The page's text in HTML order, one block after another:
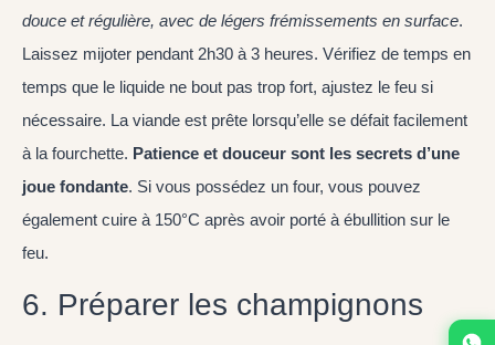
douce et régulière, avec de légers frémissements en surface.
Laissez mijoter pendant 2h30 à 3 heures. Vérifiez de temps en
temps que le liquide ne bout pas trop fort, ajustez le feu si
nécessaire. La viande est prête lorsqu’elle se défait facilement
à la fourchette. Patience et douceur sont les secrets d’une
joue fondante. Si vous possédez un four, vous pouvez
également cuire à 150°C après avoir porté à ébullition sur le
feu.
6. Préparer les champignons